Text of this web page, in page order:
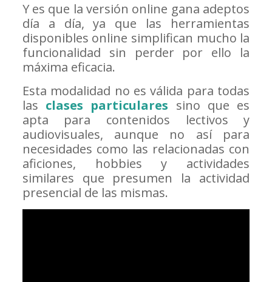
Y es que la versión online gana adeptos
día a día, ya que las herramientas
disponibles online simplifican mucho la
funcionalidad sin perder por ello la
máxima eficacia.
Esta modalidad no es válida para todas
las clases particulares sino que es
apta para contenidos lectivos y
audiovisuales, aunque no así para
necesidades como las relacionadas con
aficiones, hobbies y actividades
similares que presumen la actividad
presencial de las mismas.